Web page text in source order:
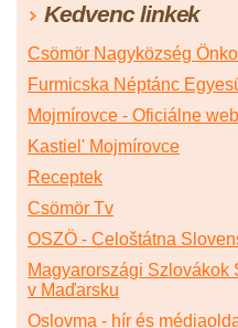
Kedvenc linkek
Csömör Nagyközség
Furmicska Néptánc
Mojmírovce - Oficiálne
Kastiel' Mojmírovce
Receptek
Csömör Tv
OSZÖ - Celoštátna
Magyarországi Szlovákok
v Maďarsku
Oslovma - hír és